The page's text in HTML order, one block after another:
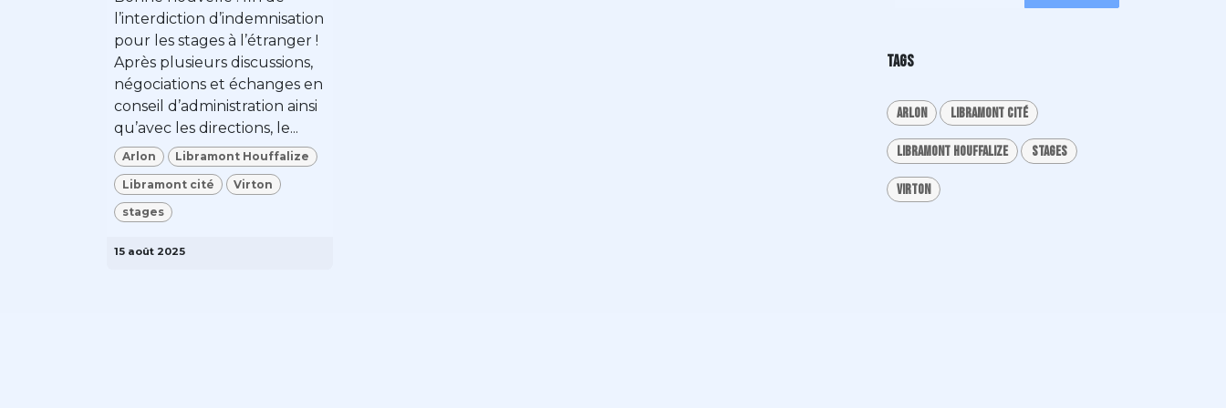
l’interdiction d’indemnisation
pour les stages à l’étranger !
Après plusieurs discussions,
négociations et échanges en
conseil d’administration ainsi
qu’avec les directions, le...
Arlon Libramont Houffalize
Libramont cité Virton
stages
15 août 2025
TAGS
Arlon Libramont cité
Libramont Houffalize stages
Virton